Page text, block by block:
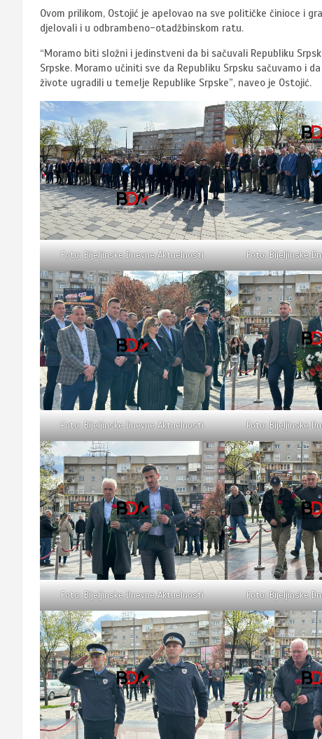
Ovom prilikom, Ostojić je apelovao na sve političke činioce i
djelovali i u odbrambeno-otadžbinskom ratu.
“Moramo biti složni i jedinstveni da bi sačuvali Republiku
Srpske. Moramo učiniti sve da Republiku Srpsku sačuvamo i
živote ugradili u temelje Republike Srpske”, naveo je Ostojić.
Foto: Bijeljinske Dnevne Aktuelnosti Foto: Bijeljinske
Foto: Bijeljinske Dnevne Aktuelnosti Foto: Bijeljinske
Foto: Bijeljinske Dnevne Aktuelnosti Foto: Bijeljinske